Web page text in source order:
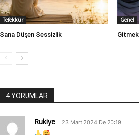
Tefekkür
Sana Düşen Sessizlik
Genel
Gitmek
4 YORUMLAR
Rukiye 23 Mart 2024 De 20:19